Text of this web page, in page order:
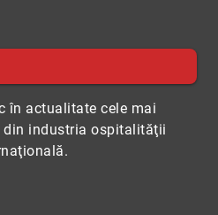
în actualitate cele mai
industria ospitalităţii